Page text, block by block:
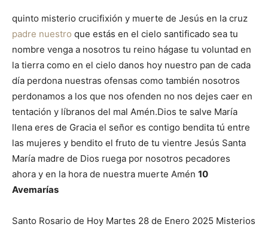
quinto misterio crucifixión y muerte de Jesús en la cruz
padre nuestro que estás en el cielo santificado sea tu
nombre venga a nosotros tu reino hágase tu voluntad en
la tierra como en el cielo danos hoy nuestro pan de cada
día perdona nuestras ofensas como también nosotros
perdonamos a los que nos ofenden no nos dejes caer en
tentación y líbranos del mal Amén.Dios te salve María
llena eres de Gracia el señor es contigo bendita tú entre
las mujeres y bendito el fruto de tu vientre Jesús Santa
María madre de Dios ruega por nosotros pecadores
ahora y en la hora de nuestra muerte Amén 10
Avemarías
Santo Rosario de Hoy Martes 28 de Enero 2025 Misterios